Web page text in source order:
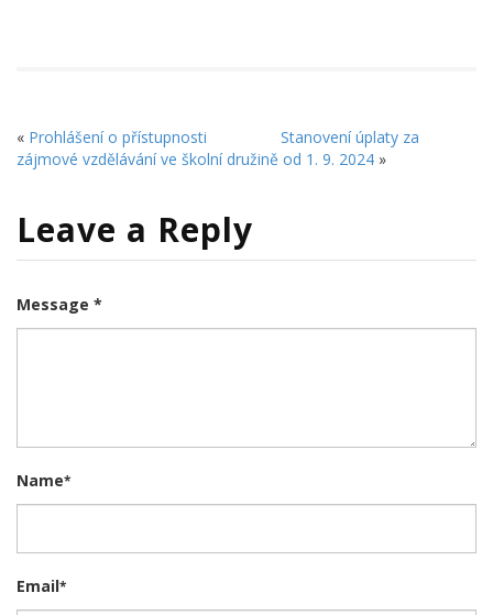
« Prohlášení o přístupnosti
Stanovení úplaty za
zájmové vzdělávání ve školní družině od 1. 9. 2024 »
Leave a Reply
Message *
Name*
Email*